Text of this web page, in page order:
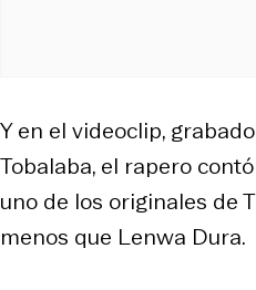
Y en el videoclip,
Tobalaba, el rapero
uno de los originales de
menos que Lenwa Dura.